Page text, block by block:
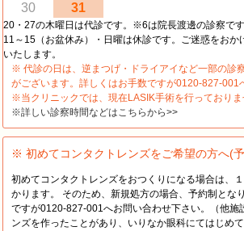
30
31
20・27の木曜日は代診です。※6は院長渡邊の診察です
11～15（お盆休み）・日曜は休診です。ご迷惑をおか
いたします。
※ 代診の日は、逆まつげ・ドライアイなど一部の診
がございます。詳しくはお手数ですが0120-827-001
※当クリニックでは、現在LASIK手術を行っておりま
※詳しい診察時間などはこちらから>>
※ 初めてコンタクトレンズをご希望の方へ(
初めてコンタクトレンズをおつくりになる場合は、
かります。 そのため、新規処方の場合、予約制とな
ですが0120-827-001へお問い合わせ下さい。（他施
ンズを作ったことがあり、いりなか眼科にてはじめ